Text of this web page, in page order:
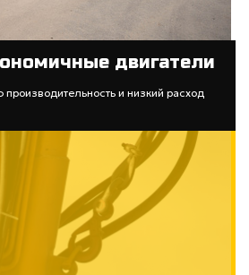
двигатели
и низкий расход